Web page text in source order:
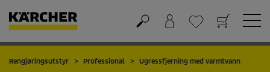
Handlekurv
Ønskeliste
Rengjøringsutstyr Professional Ugressfjerning med varmtvann